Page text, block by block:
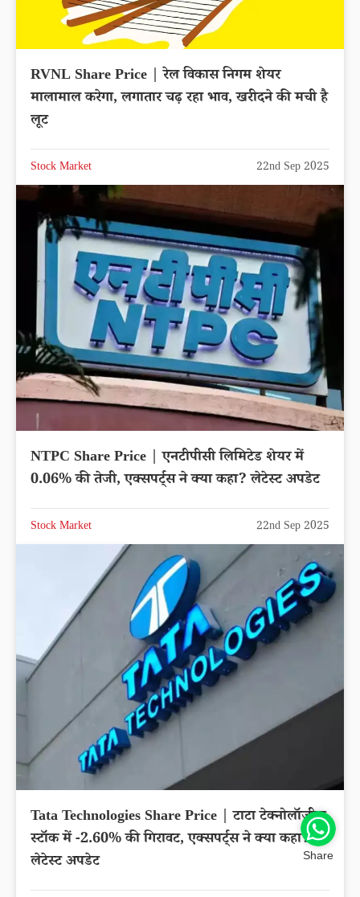
RVNL Share Price | रेल विकास निगम शेयर
मालामाल करेगा, लगातार चढ़ रहा भाव, खरीदने की मची है
लूट
Stock Market 22nd Sep 2025
NTPC Share Price | एनटीपीसी लिमिटेड शेयर में
0.06% की तेजी, एक्सपर्ट्स ने क्या कहा? लेटेस्ट अपडेट
Stock Market 22nd Sep 2025
Tata Technologies Share Price | टाटा टेक्नोलॉजीज
स्टॉक में -2.60% की गिरावट, एक्सपर्ट्स ने क्या कहा?
लेटेस्ट अपडेट
Share